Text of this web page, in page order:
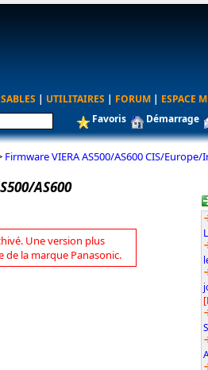
| UTILITAIRES | FORUM | ESPACE
Favoris Démarrage
Firmware VIERA AS500/AS600 CIS/
AS600
Une version plus
de la marque Panasonic.